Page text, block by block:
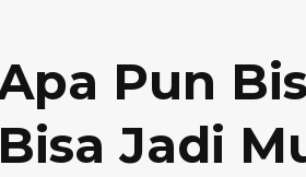
Pun
Bisa Jadi